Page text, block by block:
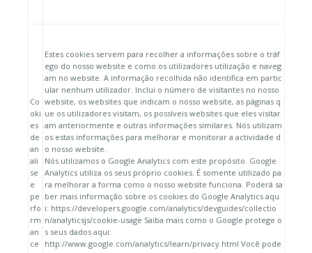
Co
oki
es
de
an
ali
se
e
pe
rfo
rm
an
ce
Estes cookies servem para recolher a informações sobre o tráf
ego do nosso website e como os utilizadores utilização e naveg
am no website. A informação recolhida não identifica em partic
ular nenhum utilizador. Inclui o número de visitantes no nosso
website, os websites que indicam o nosso website, as páginas q
ue os utilizadores visitam, os possíveis websites que eles visitar
am anteriormente e outras informações similares. Nós utilizam
os estas informações para melhorar e monitorar a actividade d
o nosso website.
Nós utilizamos o Google Analytics com este propósito. Google
Analytics utiliza os seus próprio cookies. É somente utilizado pa
ra melhorar a forma como o nosso website funciona. Poderá sa
ber mais informação sobre os cookies do Google Analytics aqu
i: https://developers.google.com/analytics/devguides/collectio
n/analyticsjs/cookie-usage Saiba mais como o Google protege o
s seus dados aqui:
http://www.google.com/analytics/learn/privacy.html Você pode